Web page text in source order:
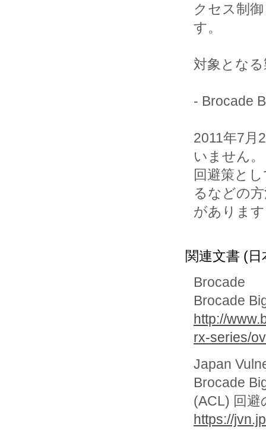
クセス制
す。
対象とな
- Brocade
2011年7月
いません。
回避策と
るなどの
がありま
関連文書 (日
Brocade
Brocade
http://
rx-series/
Japan
Brocade
(ACL) 回避
https://